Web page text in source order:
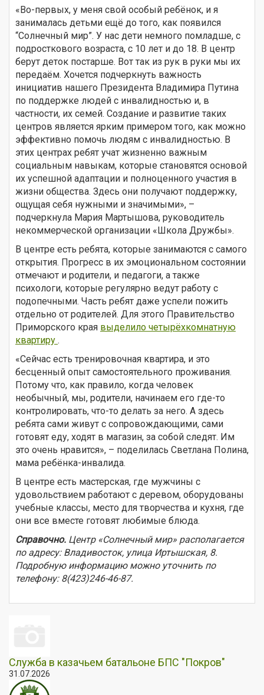
«Во-первых, у меня свой особый ребёнок, и я
занималась детьми ещё до того, как появился
“Солнечный мир”. У нас дети немного помладше, с
подросткового возраста, с 10 лет и до 18. В центр
берут деток постарше. Вот так из рук в руки мы их
передаём. Хочется подчеркнуть важность
инициатив нашего Президента Владимира Путина
по поддержке людей с инвалидностью и, в
частности, их семей. Создание и развитие таких
центров является ярким примером того, как можно
эффективно помочь людям с инвалидностью. В
этих центрах ребят учат жизненно важным
социальным навыкам, которые становятся основой
их успешной адаптации и полноценного участия в
жизни общества. Здесь они получают поддержку,
ощущая себя нужными и значимыми», –
подчеркнула Мария Мартышова, руководитель
некоммерческой организации «Школа Дружбы».
В центре есть ребята, которые занимаются с самого
открытия. Прогресс в их эмоциональном состоянии
отмечают и родители, и педагоги, а также
психологи, которые регулярно ведут работу с
подопечными. Часть ребят даже успели пожить
отдельно от родителей. Для этого Правительство
Приморского края выделило четырёхкомнатную
квартиру .
«Сейчас есть тренировочная квартира, и это
бесценный опыт самостоятельного проживания.
Потому что, как правило, когда человек
необычный, мы, родители, начинаем его где-то
контролировать, что-то делать за него. А здесь
ребята сами живут с сопровождающими, сами
готовят еду, ходят в магазин, за собой следят. Им
это очень нравится», – поделилась Светлана Полина,
мама ребёнка-инвалида.
В центре есть мастерская, где мужчины с
удовольствием работают с деревом, оборудованы
учебные классы, место для творчества и кухня, где
они все вместе готовят любимые блюда.
Справочно. Центр «Солнечный мир» располагается
по адресу: Владивосток, улица Иртышская, 8.
Подробную информацию можно уточнить по
телефону: 8(423)246-46-87.
Служба в казачьем батальоне БПС "Покров"
31.07.2026